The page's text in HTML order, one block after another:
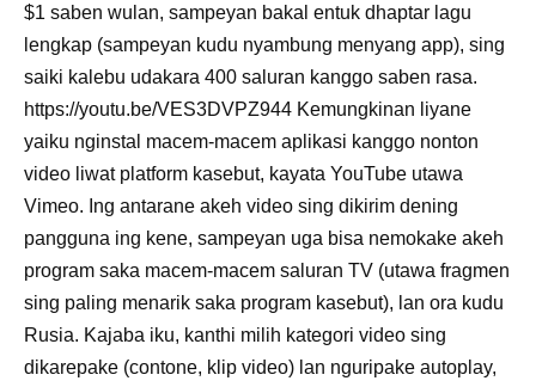
$1 saben wulan, sampeyan bakal entuk dhaptar lagu
lengkap (sampeyan kudu nyambung menyang app), sing
saiki kalebu udakara 400 saluran kanggo saben rasa.
https://youtu.be/VES3DVPZ944 Kemungkinan liyane
yaiku nginstal macem-macem aplikasi kanggo nonton
video liwat platform kasebut, kayata YouTube utawa
Vimeo. Ing antarane akeh video sing dikirim dening
pangguna ing kene, sampeyan uga bisa nemokake akeh
program saka macem-macem saluran TV (utawa fragmen
sing paling menarik saka program kasebut), lan ora kudu
Rusia. Kajaba iku, kanthi milih kategori video sing
dikarepake (contone, klip video) lan nguripake autoplay,